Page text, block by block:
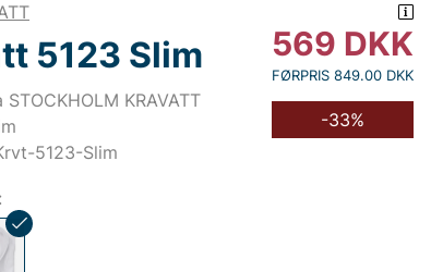
5123 Slim
KRAVATT
5123-Slim
569 DKK
FØRPRIS 849.00 DKK
-33%